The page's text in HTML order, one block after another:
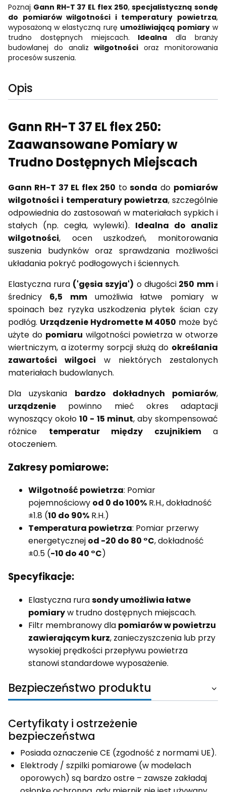
Poznaj Gann RH-T 37 EL flex 250,specjalistyczną sondę
do pomiarów wilgotności i temperatury powietrza,
wyposażoną w elastyczną rurę umożliwiającą pomiaryw
trudno dostępnych miejscach. Idealna dla branży
budowlanej do analizwilgotności oraz monitorowania
procesów suszenia.
Opis
Gann RH-T 37 EL flex 250:
Zaawansowane Pomiary w
Trudno Dostępnych Miejscach
Gann RH-T 37 EL flex 250 tosonda do pomiarów
wilgotności i temperatury powietrza, szczególnie
odpowiednia do zastosowań w materiałach sypkich i
stałych (np. cegła, wylewki). Idealna do analiz
wilgotności, ocen uszkodzeń, monitorowania
suszenia budynków oraz sprawdzania możliwości
układania pokryć podłogowych i ściennych.
Elastyczna rura ('gęsia szyja') o długości250 mmi
średnicy 6,5 mmumożliwia łatwe pomiary w
spoinach bez ryzyka uszkodzenia płytek ścian czy
podłóg. Urządzenie Hydromette M 4050 może być
użyte do pomiaru wilgotności powietrza w otworze
wiertniczym, a izotermy sorpcji służą do określania
zawartości wilgoci w niektórych zestalonych
materiałach budowlanych.
Dla uzyskania bardzo dokładnych pomiarów,
urządzenie powinno mieć okres adaptacji
wynoszący około10 - 15 minut, aby skompensować
różnice temperatur między czujnikiema
otoczeniem.
Zakresy pomiarowe:
Wilgotność powietrza: Pomiar
pojemnościowy od 0 do 100% R.H., dokładność
±1.8 (10 do 90% R.H.)
Temperatura powietrza: Pomiar przerwy
energetycznej od -20 do 80 °C, dokładność
±0.5 (-10 do 40 °C)
Specyfikacje:
Elastyczna rurasondy umożliwia łatwe
pomiaryw trudno dostępnych miejscach.
Filtr membranowy dla pomiarów w powietrzu
zawierającym kurz, zanieczyszczenia lub przy
wysokiej prędkości przepływu powietrza
stanowi standardowe wyposażenie.
Bezpieczeństwo produktu
Certyfikaty i ostrzeżenie
bezpieczeństwa
Posiada oznaczenie CE (zgodność z normami UE).
Elektrody / szpilki pomiarowe (w modelach
oporowych) są bardzo ostre – zawsze zakładaj